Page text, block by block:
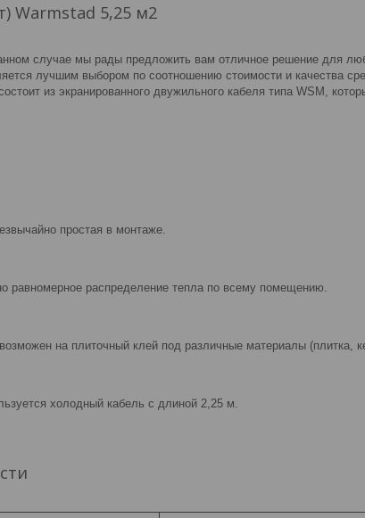
Warmstad 5,25 м2
случае мы рады предложить вам отличное решение для
лучшим выбором по соотношению стоимости и качества
из экранированного двужильного кабеля типа WSM,
простая в монтаже.
равномерное распределение тепла по всему помещению.
на плиточный клей под различные материалы (плитка,
холодный кабель с длиной 2,25 м.